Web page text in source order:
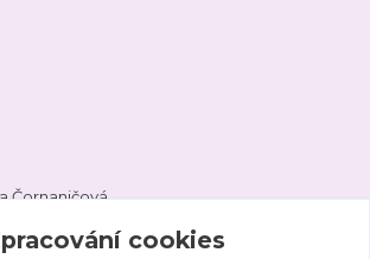
Čornaničová
10 - 18 hodin cookies